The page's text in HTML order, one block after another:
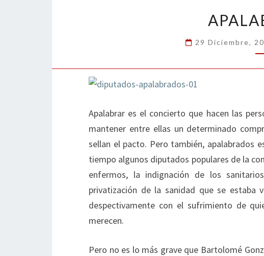
29 Diciembre,
Apalabrar es el concierto que hacen las
mantener entre ellas un determinado
sellan el pacto. Pero también, apalabrados
tiempo algunos diputados populares de la
enfermos, la indignación de los
privatización de la sanidad que se estaba
despectivamente con el sufrimiento de
merecen.
Pero no es lo más grave que Bartolomé